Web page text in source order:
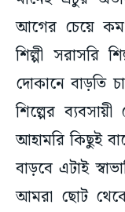
আগের চেয়ে
শিল্পী সরাসরি
দোকানে বাড়তি
শিল্পের
আহামরি কিছুই
বাড়বে এটাই
আমরা ছোট